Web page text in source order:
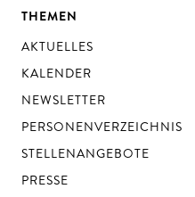
THEMEN
AKTUELLES
KALENDER
NEWSLETTER
PERSONENVERZEICHNIS
STELLENANGEBOTE
PRESSE